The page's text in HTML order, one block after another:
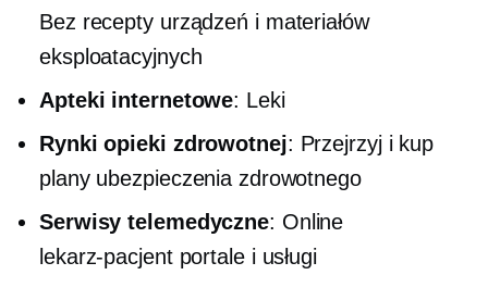
Bez receptyurządzeń i materiałów
eksploatacyjnych
Apteki internetowe: Leki
Rynki opieki zdrowotnej: Przejrzyj i kup
plany ubezpieczenia zdrowotnego
Serwisy telemedyczne: Online
lekarz-pacjentportale i usługi